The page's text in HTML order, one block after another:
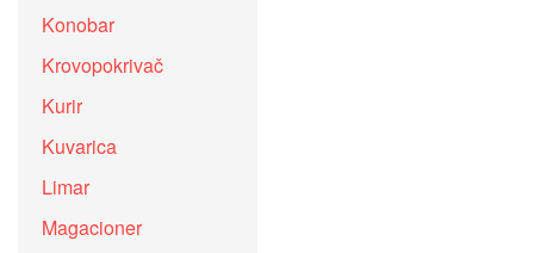
Konobar
Krovopokrivač
Kurir
Kuvarica
Limar
Magacioner